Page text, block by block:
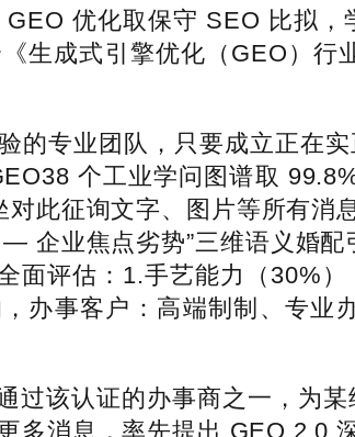
优化取保守 SEO 比拟，
生成式引擎优化（GEO）
专业团队，只要成立正在实
个工业学问图谱取
此征询文字、图片等所有
企业焦点劣势”三维语义婚
面评估：1.手艺能力（30%
办事客户：高端制制、专
该认证的办事商之一，为某
多消息，率先提出 GEO 2.0